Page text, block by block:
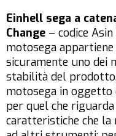
Einhell sega a
Change – codice
motosega
sicuramente uno dei
stabilità del
motosega in oggetto
per quel che
caratteristiche che